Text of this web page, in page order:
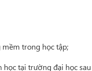
mềm trong học tập;
tại trường đại học